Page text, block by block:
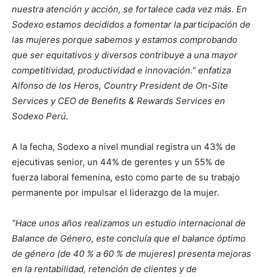
nuestra atención y acción, se fortalece cada vez más. En
Sodexo estamos decididos a fomentar la participación de
las mujeres porque sabemos y estamos comprobando
que ser equitativos y diversos contribuye a una mayor
competitividad, productividad e innovación.” enfatiza
Alfonso de los Heros, Country President de On-Site
Services y CEO de Benefits & Rewards Services en
Sodexo Perú.
A la fecha, Sodexo a nivel mundial registra un 43% de
ejecutivas senior, un 44% de gerentes y un 55% de
fuerza laboral femenina, esto como parte de su trabajo
permanente por impulsar el liderazgo de la mujer.
“Hace unos años realizamos un estudio internacional de
Balance de Género, este concluía que el balance óptimo
de género (de 40 % a 60 % de mujeres) presenta mejoras
en la rentabilidad, retención de clientes y de